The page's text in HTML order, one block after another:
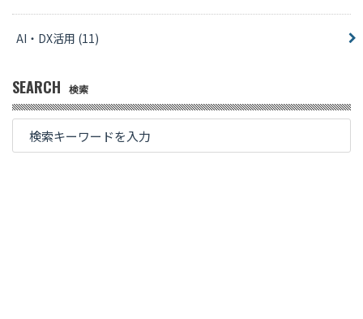
AI・DX活用 (11)
SEARCH 検索